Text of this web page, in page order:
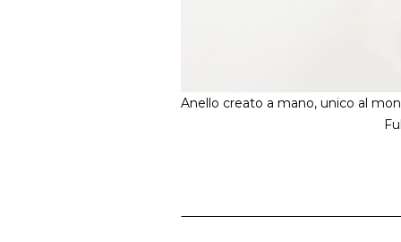
Anello creato a mano, unico al